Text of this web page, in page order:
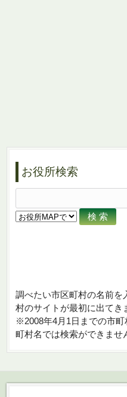
お役所検索
調べたい市区町村の名前を
村のサイトが最初に出てき
※2008年4月1日までの市
町村名では検索ができませ